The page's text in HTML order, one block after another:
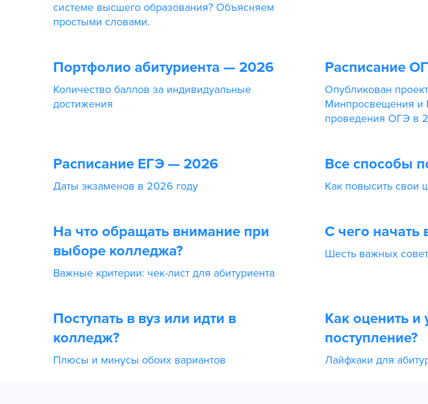
системе высшего образования? Объясняем
простыми словами.
Портфолио абитуриента — 2026
Количество баллов за индивидуальные
достижения
Расписание
Опубликован
Минпросвещения и
проведения ОГЭ в
Расписание ЕГЭ — 2026
Даты экзаменов в 2026 году
Все способы
Как повысить свои
На что обращать внимание при
выборе колледжа?
Важные критерии: чек-лист для абитуриента
С чего начать
Шесть важных
Поступать в вуз или идти в
колледж?
Плюсы и минусы обоих вариантов
Как оценить
поступление?
Лайфхаки для